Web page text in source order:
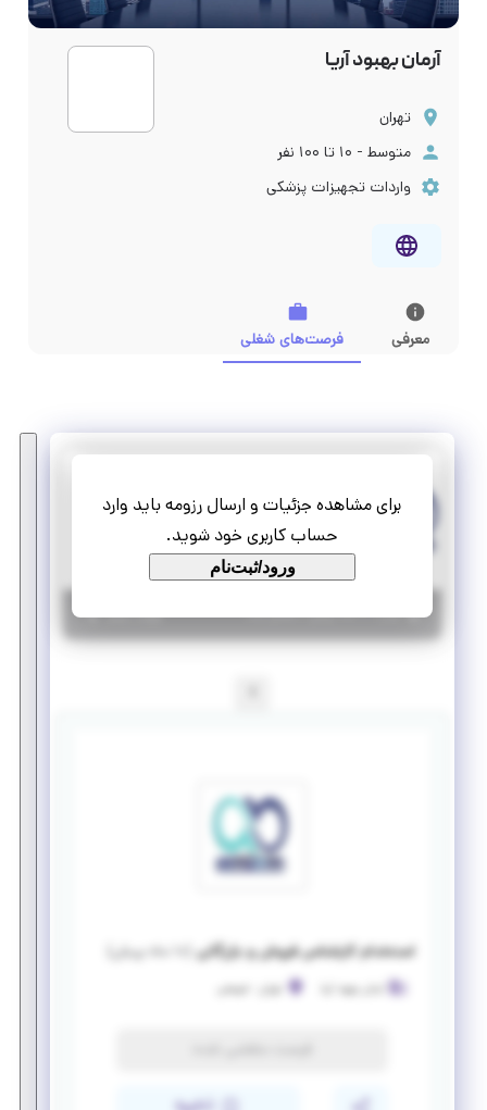
آرمان بهبود آریا
تهران
متوسط - ۱۰ تا ۱۰۰ نفر
واردات تجهیزات پزشکی
معرفی فرصت‌های شغلی
برای مشاهده جزئیات و ارسال رزومه باید وارد
حساب کاربری خود شوید.
ورود/ثبت‌نام
استخدام کارشناس فروش و بازرگانی
تمام وقت استخدام
تهران |۱۰ ماه پیش | منقضی شده جزئیات بیشتر
استخدام کارشناس فروش و بازرگانی
آرمان بهبود آریا